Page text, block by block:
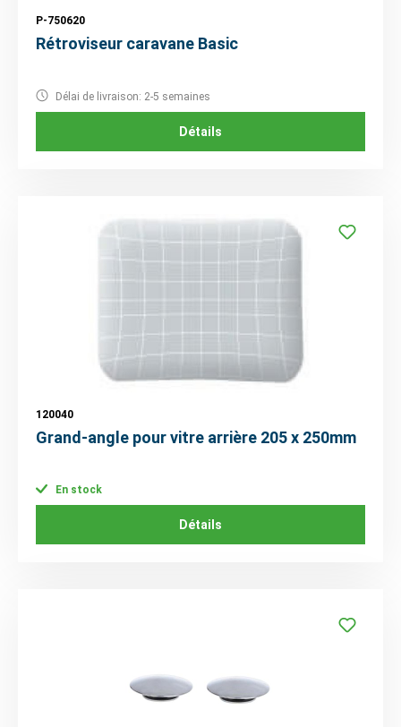
P-750620
Rétroviseur caravane Basic
Délai de livraison: 2-5 semaines
Détails
120040
Grand-angle pour vitre arrière 205 x 250mm
En stock
Détails